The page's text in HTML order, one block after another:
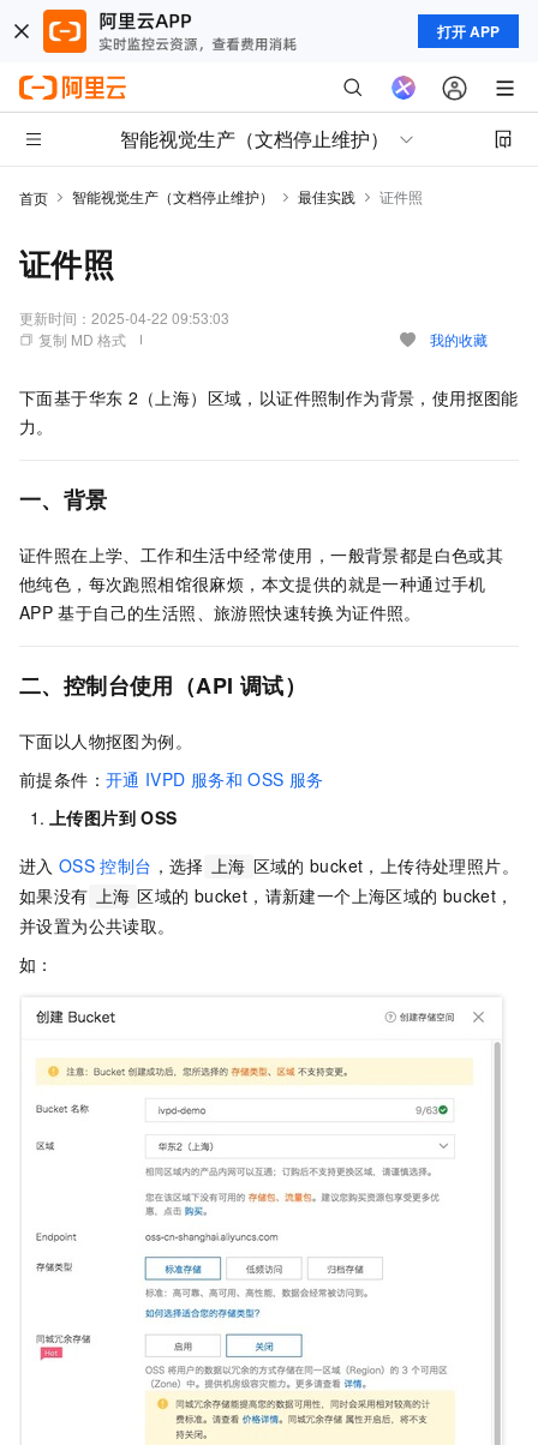
打开 APP
智能视觉生产（文档停止维护）
首页 智能视觉生产（文档停止维护） 最佳实践 证件照
证件照
更新时间： 2025-04-22 09:53:03
复制 MD 格式
我的收藏
下面基于华东 2（上海）区域，以证件照制作为背景，使用抠图能
力。
一、背景
证件照在上学、工作和生活中经常使用，一般背景都是白色或其
他纯色，每次跑照相馆很麻烦，本文提供的就是一种通过手机
APP 基于自己的生活照、旅游照快速转换为证件照。
二、控制台使用（API 调试）
下面以人物抠图为例。
前提条件： 开通 IVPD 服务和 OSS 服务
上传图片到 OSS
进入 OSS 控制台 ，选择 上海 区域的 bucket，上传待处理照片。
如果没有 上海 区域的 bucket，请新建一个上海区域的 bucket，
并设置为公共读取。
如：